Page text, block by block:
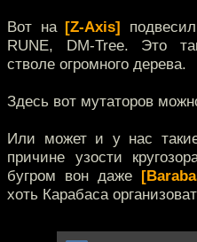
Вот на [Z-Axis]
RUNE, DM-Tree. Это
стволе огромного дерева.
Здесь вот мутаторов
Или может и у нас
причине узости
бугром вон даже
хоть Карабаса